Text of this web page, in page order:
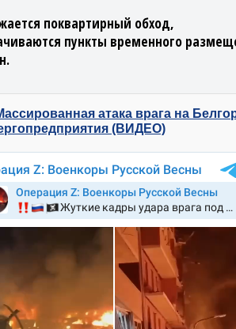
поквартирный обход,
пункты временного
атака врага на
(ВИДЕО)